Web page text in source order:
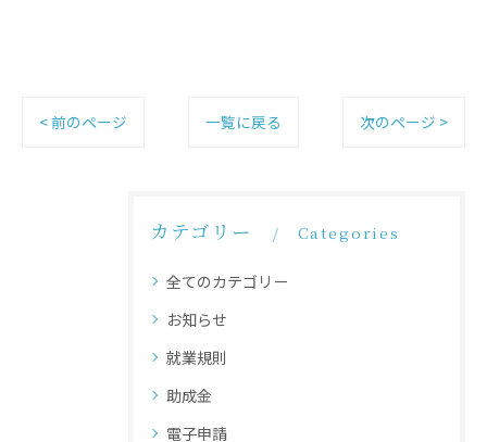
< 前のページ 一覧に戻る 次のページ >
カテゴリー Categories
全てのカテゴリー
お知らせ
就業規則
助成金
電子申請